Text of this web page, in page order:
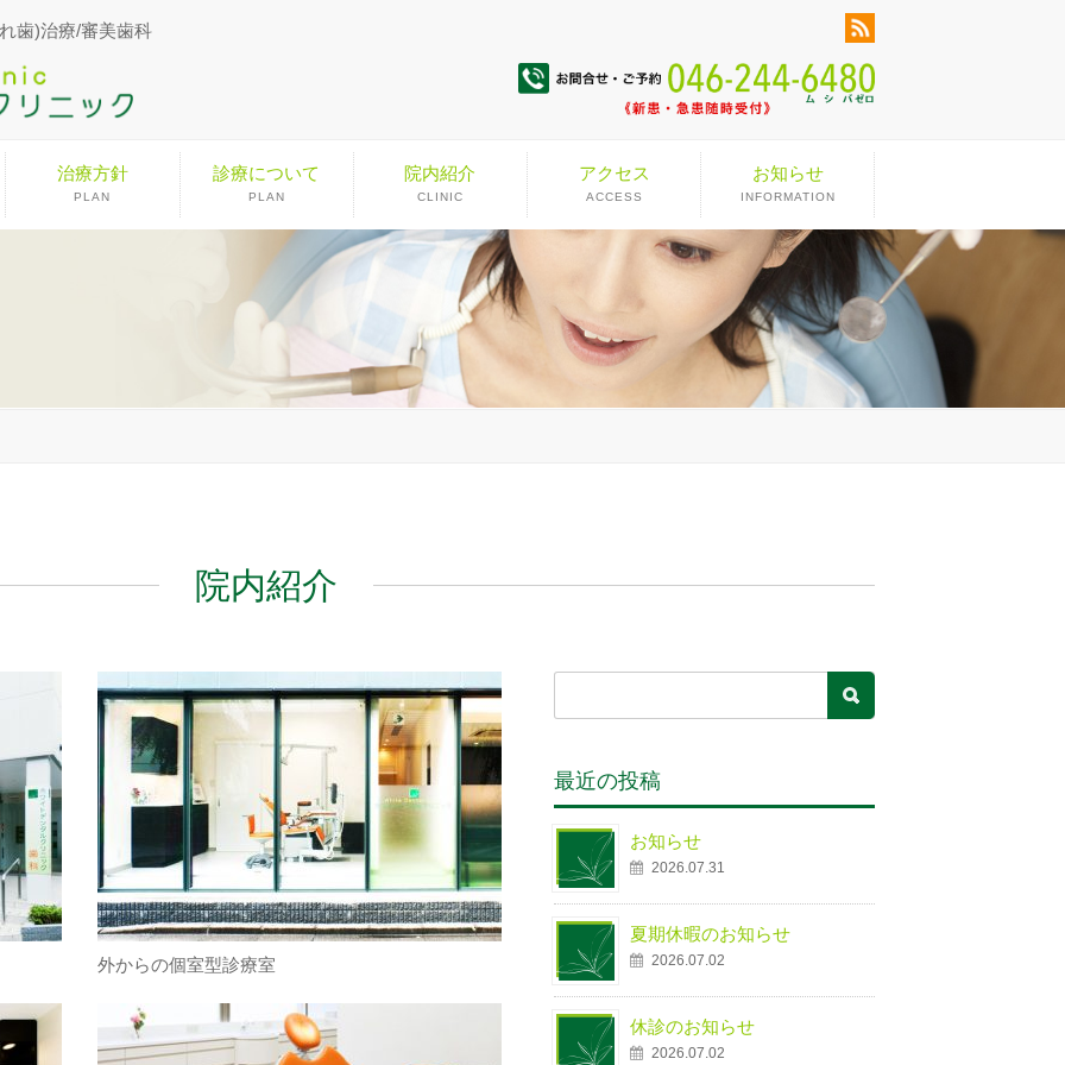
歯)治療/審美歯科
治療方針
PLAN
診療について
PLAN
院内紹介
CLINIC
アクセス
ACCESS
お知らせ
INFORMATION
院内紹介
外からの個室型診療室
最近の投稿
お知らせ
2026.07.31
夏期休暇のお知らせ
2026.07.02
休診のお知らせ
2026.07.02